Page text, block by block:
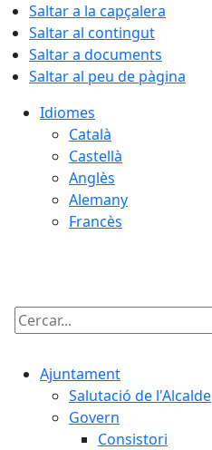
Saltar a la capçalera
Saltar al contingut
Saltar a documents
Saltar al peu de pàgina
Idiomes
Català
Castellà
Anglès
Alemany
Francès
Cercar:
Ajuntament
Salutació de l'Alcalde
Govern
Consistori